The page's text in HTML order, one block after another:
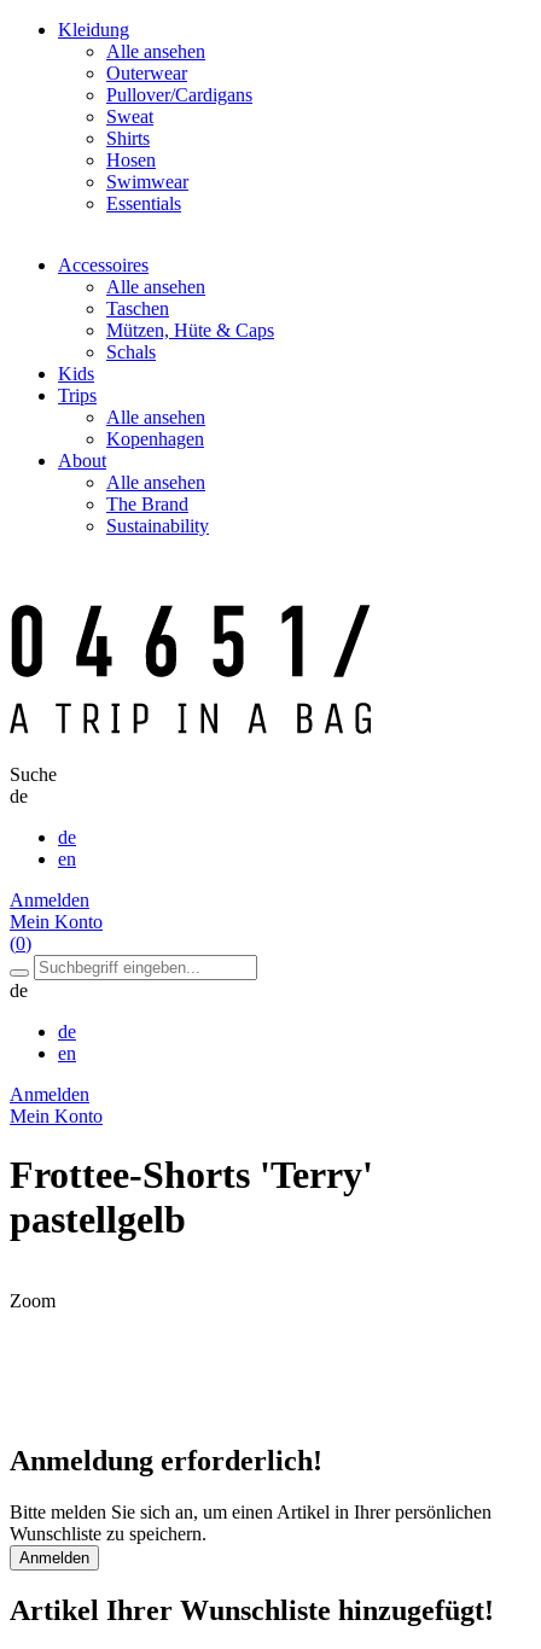
Kleidung
Alle ansehen
Outerwear
Pullover/Cardigans
Sweat
Shirts
Hosen
Swimwear
Essentials
Accessoires
Alle ansehen
Taschen
Mützen, Hüte & Caps
Schals
Kids
Trips
Alle ansehen
Kopenhagen
About
Alle ansehen
The Brand
Sustainability
Suche
de
de
en
Anmelden
Mein Konto
(0)
de
de
en
Anmelden
Mein Konto
Frottee-Shorts 'Terry'
pastellgelb
Zoom
Anmeldung erforderlich!
Bitte melden Sie sich an, um einen Artikel in Ihrer persönlichen
Wunschliste zu speichern.
Anmelden
Artikel Ihrer Wunschliste hinzugefügt!